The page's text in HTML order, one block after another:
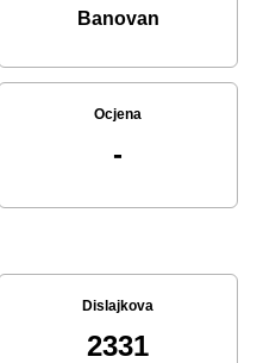
Banovan
Ocjena
-
Dislajkova
2331